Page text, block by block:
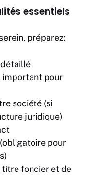
essentiels
préparez:
détaillé
pour
société (si
juridique)
pour
foncier et de